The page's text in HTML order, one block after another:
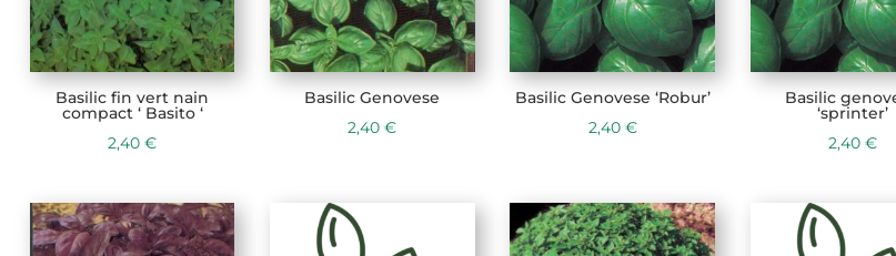
Basilic fin vert nain
compact ‘ Basito ‘
2,40€
Basilic Genovese
2,40€
Basilic Genovese ‘Robur’
2,40 €
Basilic
‘sprinter’
2,40 €